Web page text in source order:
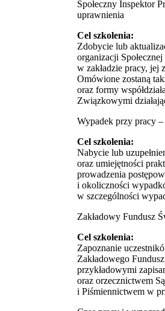
Społeczny Inspektor
uprawnienia
Cel szkolenia:
Zdobycie lub
organizacji
w zakładzie pracy, jej
Omówione zostaną
oraz formy
Związkowymi
Wypadek przy pracy
Cel szkolenia:
Nabycie lub
oraz umiejętności
prowadzenia
i okoliczności
w szczególności
Zakładowy Fundusz
Cel szkolenia:
Zapoznanie
Zakładowego
przykładowymi
oraz orzecznictwem
i Piśmiennictwem w